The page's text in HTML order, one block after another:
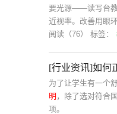
要光源——读写台教
近视率。改善用眼
阅读（76） 标签：
[行业资讯]如何
为了让学生有一个
明 ，除了选对符合
项。